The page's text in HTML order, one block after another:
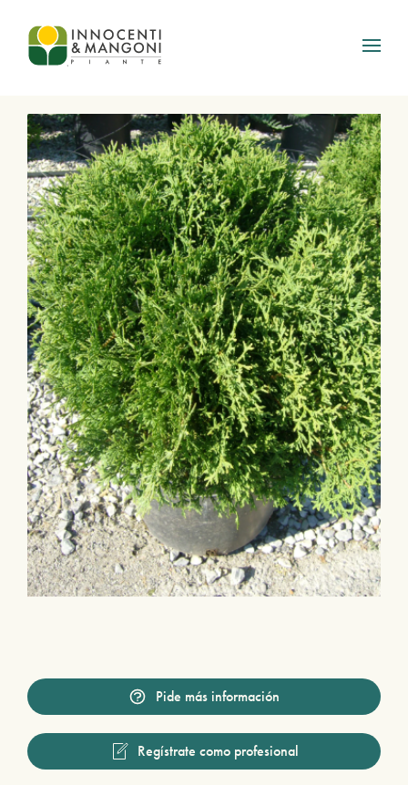
Skip to main content
Pide más información
Regístrate como profesional